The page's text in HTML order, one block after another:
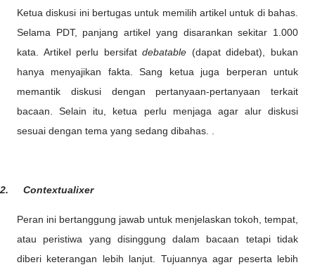
Ketua diskusi ini bertugas untuk memilih artikel untuk di bahas.
Selama PDT, panjang artikel yang disarankan sekitar 1.000
kata. Artikel perlu bersifatdebatable (dapat didebat), bukan
hanya menyajikan fakta. Sang ketua juga berperan untuk
memantik diskusi dengan pertanyaan-pertanyaan terkait
bacaan. Selain itu, ketua perlu menjaga agar alur diskusi
sesuai dengan tema yang sedang dibahas. .
2. Contextualixer
Peran ini bertanggung jawab untuk menjelaskan tokoh, tempat,
atau peristiwa yang disinggung dalam bacaan tetapi tidak
diberi keterangan lebih lanjut. Tujuannya agar peserta lebih